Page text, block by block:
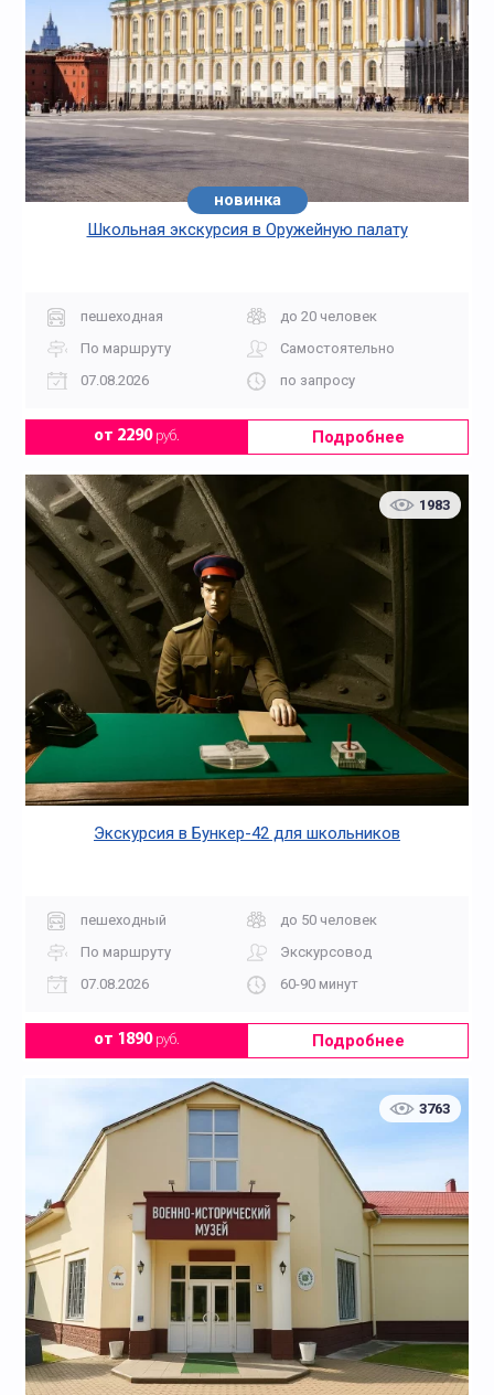
новинка
Школьная экскурсия в Оружейную палату
пешеходная
до 20 человек
По маршруту
Самостоятельно
07.08.2026
по запросу
от 2290руб. Подробнее
1983
Экскурсия в Бункер-42 для школьников
пешеходный
до 50 человек
По маршруту
Экскурсовод
07.08.2026
60-90 минут
от 1890руб. Подробнее
3763